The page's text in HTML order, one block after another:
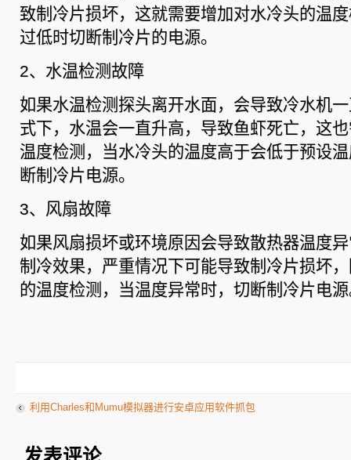
致制冷片损坏，这就需要增加对水冷头的温
过低时切断制冷片的电源。
2、水温检测故障
如果水温检测探头离开水面，会导致冷水机
式下，水温会一直升高，导致鱼虾死亡，这
温度检测，当水冷头的温度高于会低于预设
断制冷片电源。
3、风扇故障
如果风扇损坏或环境原因会导致散热器温度
制冷效果，严重情况下可能导致制冷片损坏
的温度检测，当温度异常时，切断制冷片电
利用Charles和Mumu模拟器进行安卓应用软件抓包